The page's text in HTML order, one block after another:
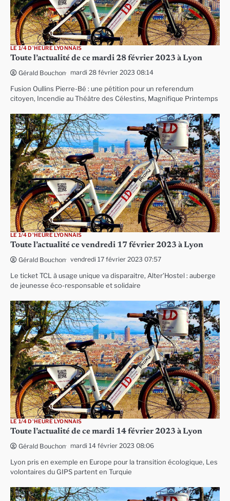
LE 1/4 D'HEURE LYONNAIS
Toute l’actualité de ce mardi 28 février 2023 à Lyon
Gérald Bouchon mardi 28 février 2023 08:14
Fusion Oullins Pierre-Bé : une pétition pour un referendum
citoyen, Incendie au Théâtre des Célestins, Magnifique Printemps
LE 1/4 D'HEURE LYONNAIS
Toute l’actualité ce vendredi 17 février 2023 à Lyon
Gérald Bouchon vendredi 17 février 2023 07:57
Le ticket TCL à usage unique va disparaitre, Alter’Hostel : auberge
de jeunesse éco-responsable et solidaire
LE 1/4 D'HEURE LYONNAIS
Toute l’actualité de ce mardi 14 février 2023 à Lyon
Gérald Bouchon mardi 14 février 2023 08:06
Lyon pris en exemple en Europe pour la transition écologique, Les
volontaires du GIPS partent en Turquie